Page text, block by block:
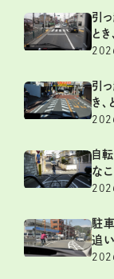
引
と
引
き
自
な
駐
追